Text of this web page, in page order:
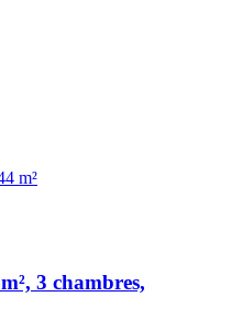
m²
3 chambres,